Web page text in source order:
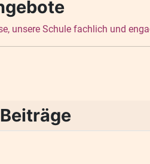
unsere Schule fachlich und